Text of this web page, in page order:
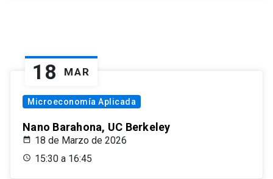
18 MAR
Microeconomía Aplicada
Nano Barahona, UC Berkeley
18 de Marzo de 2026
15:30 a 16:45